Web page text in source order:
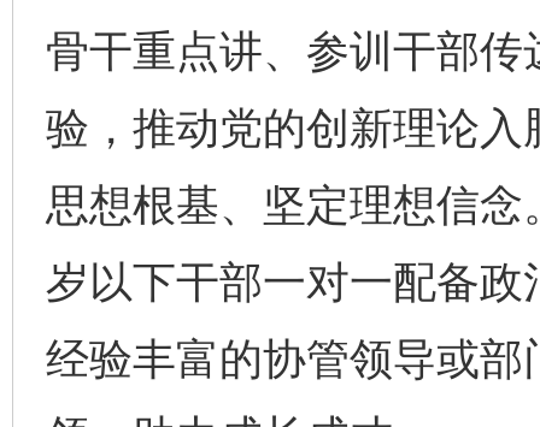
骨干重点讲、参训干部传
验，推动党的创新理论
思想根基、坚定理想信
岁以下干部一对一配备
经验丰富的协管领导或